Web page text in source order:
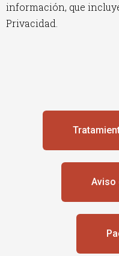
información, que
Privacidad.
Aviso